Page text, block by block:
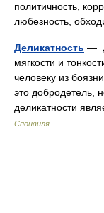
политичность,
любезность,
Деликатность —
мягкости и
человеку из
это добродетель,
деликатности
Спонвиля